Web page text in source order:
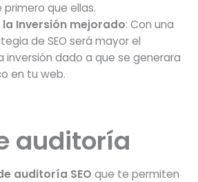
que ellas.
la Inversión mejorado: Con una
de SEO será mayor el
inversión dado a que se generara
en tu web.
auditoría
auditoría SEO que te permiten